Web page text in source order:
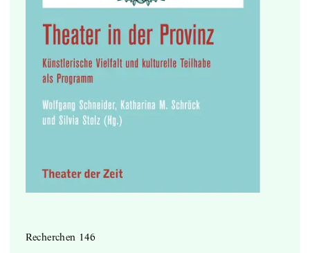
Recherchen 146